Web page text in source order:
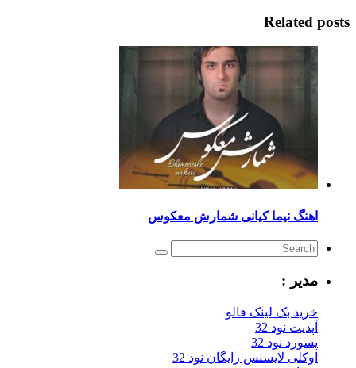
Related
اهنگ نیما کیانی شمارش معکوس
مدیر :
خرید بک لینک فالو
آپدیت نود 32
پسورد نود 32
اوکلی لایسنس رایگان نود 32